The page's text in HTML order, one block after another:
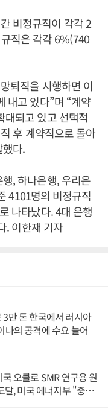
비정규직이 각각 2
직은 각각 6%(740
퇴직을 시행하면 이
내고 있다”며 “계약
대되고 있고 선택적
후 계약직으로 돌아
다.
, 하나은행, 우리은
4101명의 비정규직
나타났다. 4대 은행
. 이한재 기자
만 톤 한국에서 러시아
나의 공격에 수요 늘어
오클로 SMR 연구용 원
달, 미국 에너지부 "중요